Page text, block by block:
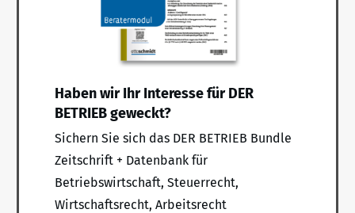
Haben wir Ihr Interesse für DER
BETRIEB geweckt?
Sichern Sie sich das DER BETRIEB Bundle
Zeitschrift + Datenbank für
Betriebswirtschaft, Steuerrecht,
Wirtschaftsrecht, Arbeitsrecht